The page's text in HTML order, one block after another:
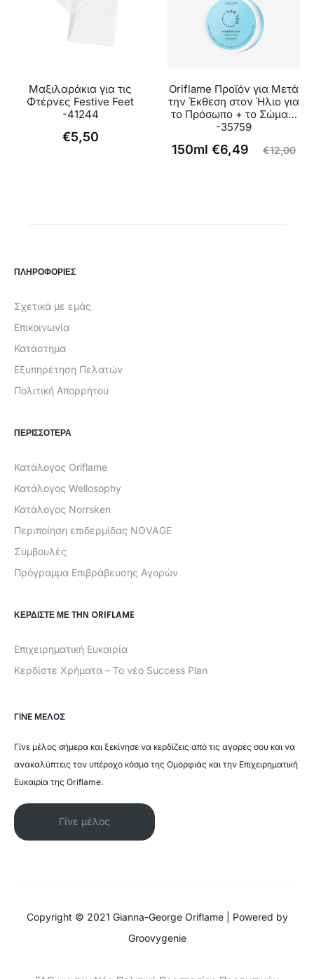
Μαξιλαράκια για τις
Φτέρνες Festive Feet
-41244
€5,50
Oriflame Προϊόν για Μετά
την Έκθεση στον Ήλιο για
το Πρόσωπο + το Σώμα…
-35759
€12,00
Original
€6,49
Η
150ml
ΠΛΗΡΟΦΟΡΙΕΣ
Σχετικά με εμάς
Επικοινωνία
Κατάστημα
Εξυπηρέτηση Πελατών
Πολιτική Απορρήτου
ΠΕΡΙΣΣΟΤΕΡΑ
Κατάλογος Oriflame
Κατάλογος Wellosophy
Κατάλογος Norrsken
Περιποίηση επιδερμίδας NOVAGE
Συμβουλές
Πρόγραμμα Επιβράβευσης Αγορών
ΚΕΡΔΊΣΤΕ ΜΕ ΤΗΝ ORIFLAME
Επιχειρηματική Ευκαιρία
Κερδίστε Χρήματα – Το νέο Success Plan
ΓΙΝΕ ΜΕΛΟΣ
Γίνε μέλος σήμερα και ξεκίνησε να κερδίζεις από τις αγορές σου και να
ανακαλύπτεις τον υπέροχο κόσμο της Ομορφιάς και την Επιχειρηματική
Ευκαιρία της Oriflame.
Γίνε μέλος
Copyright © 2021 Gianna-George Oriflame | Powered by
Groovygenie